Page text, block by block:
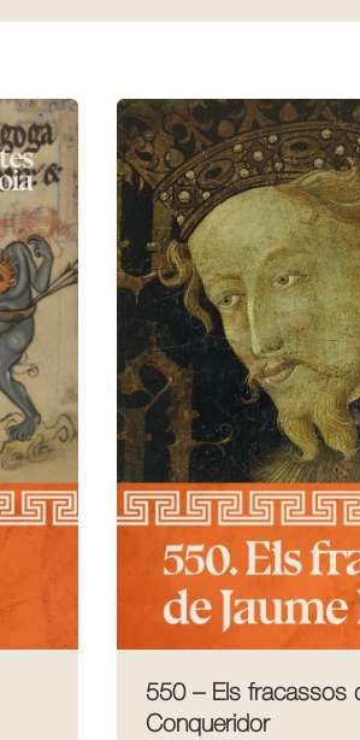
550 – Els fracassos
Conqueridor